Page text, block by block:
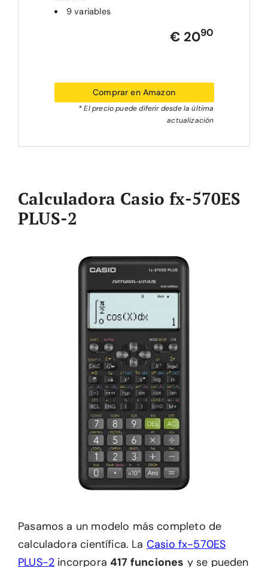
9 variables
€ 2090
Comprar en Amazon
* El precio puede diferir desde la última
actualización
Calculadora Casio fx-570ES
PLUS-2
Pasamos a un modelo más completo de
calculadora científica. La Casio fx-570ES
PLUS-2 incorpora417 funciones y se pueden